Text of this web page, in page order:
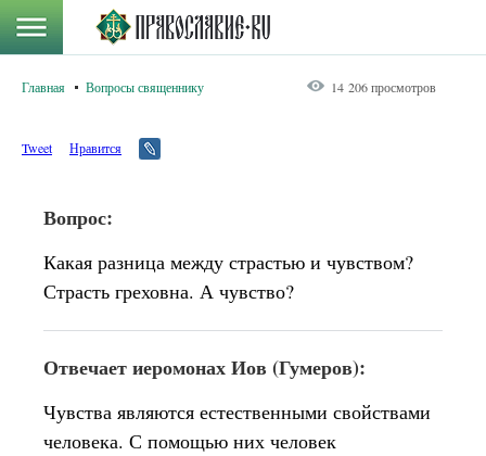
Главная Вопросы священнику 14 206 просмотров
Tweet Нравится
Вопрос:
Какая разница между страстью и чувством?
Страсть греховна. А чувство?
Отвечает иеромонах Иов (Гумеров):
Чувства являются естественными свойствами
человека. С помощью них человек